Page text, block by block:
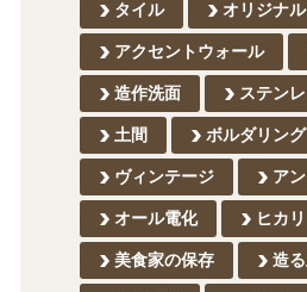
タイル オリジナ
アクセントウォール
造作洗面 ステン
土間 ボルダリング
ヴィンテージ ア
オール電化 ヒカリ
美食家の保存 造